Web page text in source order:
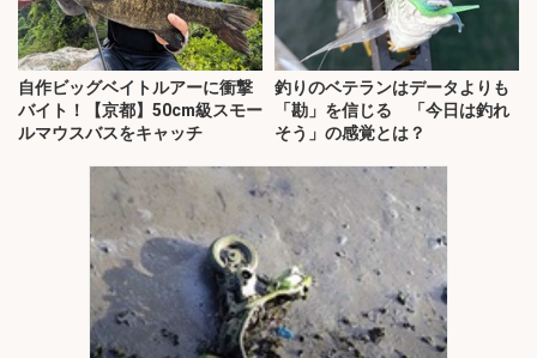
自作ビッグベイトルアーに衝撃
バイト！【京都】50cm級スモー
ルマウスバスをキャッチ
釣りのベテランはデータよりも
「勘」を信じる 「今日は釣れ
そう」の感覚とは？